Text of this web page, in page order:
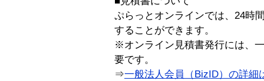
ぷらっとオンラインでは、24時
することができます。
※オンライン見積書発行には、
要です。
⇒一般法人会員（BizID）の詳細